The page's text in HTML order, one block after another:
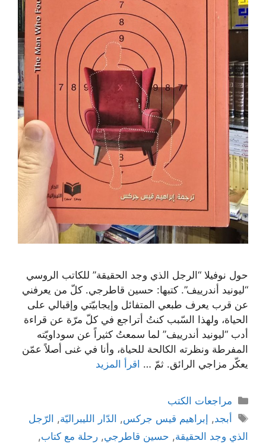
حول نوفيلا “الرجل الذي وجد الحقيقة” للكاتب الروسي
“ليونيد أندرييف”. كتبها: حسين قاطرجي. كلّ من يعرفني
عن قرب يعرف طبعي المتفائل وإيجابيّتي وإقبالي على
الحياة، ولهذا السّبب كنتُ أتراجع في كلّ مرّة عن قراءة
أدب “ليونيد أندرييف” لما سمعتُ كثيراً عن سوداويّته
المفرطة ونظرته الكالحة للحياة، وأنا في غنى أصلاً عمّن
يعكّر مزاجي الرائق. ثمّ … اقرأ المزيد
التصنيفات
مراجعات الكتب
الوسوم
أبجد, إبراهيم قيس جركس, الدّار الليبراليّة, الرّجل
الذي وجد الحقيقة, حسين قاطرجي, رحلة مع كتاب,